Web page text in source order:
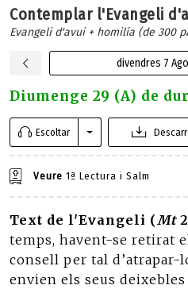
Contemplar l'Evangeli
Evangeli d'avui + homilía (de 300
divendres 7
Diumenge 29 (A) de
Escoltar
Veure 1ª Lectura i Salm
Text de l'Evangeli (Mt
temps, havent-se retirat
consell per tal d’atrapar-
envien els seus